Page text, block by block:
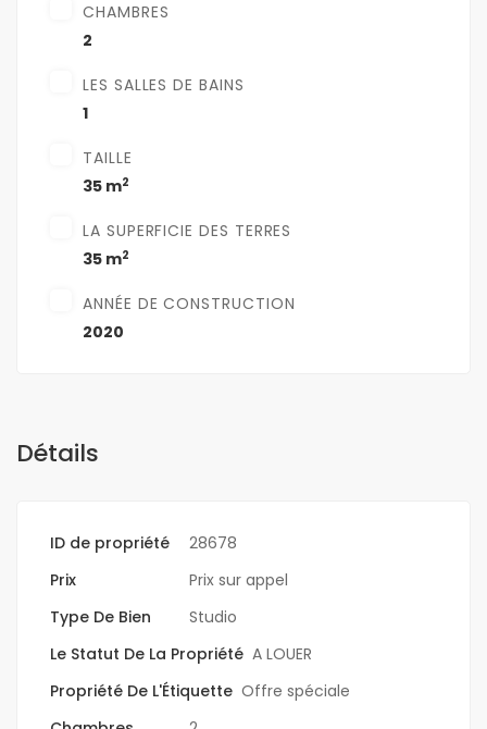
CHAMBRES
2
LES SALLES DE BAINS
1
TAILLE
35 m2
LA SUPERFICIE DES TERRES
35 m2
ANNÉE DE CONSTRUCTION
2020
Détails
ID de propriété
28678
Prix
Prix sur appel
Type De Bien
Studio
Le Statut De La Propriété A LOUER
Propriété De L'Étiquette Offre spéciale